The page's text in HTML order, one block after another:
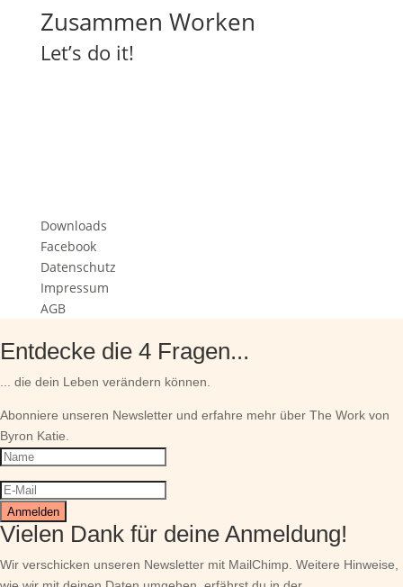
Zusammen Worken
Let’s do it!
Downloads
Facebook
Datenschutz
Impressum
AGB
Entdecke die 4 Fragen...
... die dein Leben verändern können.
Abonniere unseren Newsletter und erfahre mehr über The Work von
Byron Katie.
Anmelden
Vielen Dank für deine Anmeldung!
Wir verschicken unseren Newsletter mit MailChimp. Weitere Hinweise,